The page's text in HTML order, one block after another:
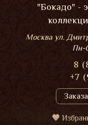
"Бокадо" -
Москва ул.
Пн-
8
+7